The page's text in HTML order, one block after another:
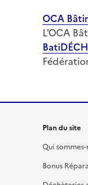
OCA
L'OCA
Plan du site
Qui sommes-
Bonus